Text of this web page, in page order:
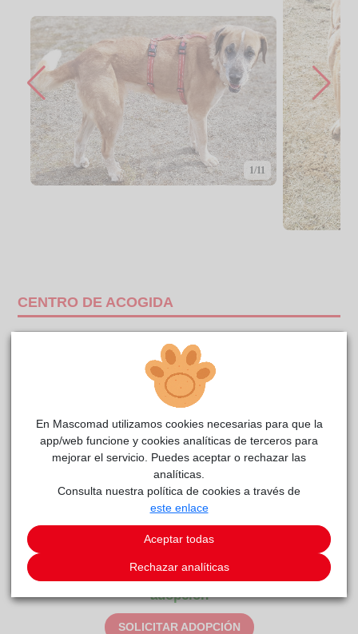
1/11
CENTRO DE ACOGIDA
SIDRA reside actualmente en el centro de acogida .
Este animal aún no ha recibido solicitudes de
adopción
SOLICITAR ADOPCIÓN
En Mascomad utilizamos cookies necesarias para que la
app/web funcione y cookies analíticas de terceros para
mejorar el servicio. Puedes aceptar o rechazar las
analíticas.
Consulta nuestra política de cookies a través de
este enlace
Aceptar todas
Rechazar analíticas